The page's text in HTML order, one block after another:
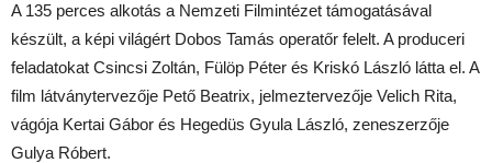
A 135 perces alkotás a Nemzeti Filmintézet támogatásával
készült, a képi világért Dobos Tamás operatőr felelt. A produceri
feladatokat Csincsi Zoltán, Fülöp Péter és Kriskó László látta el. A
film látványtervezője Pető Beatrix, jelmeztervezője Velich Rita,
vágója Kertai Gábor és Hegedüs Gyula László, zeneszerzője
Gulya Róbert.